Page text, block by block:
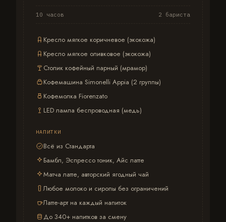
10 часов 2 бариста
Кресло мягкое коричневое (экокожа)
Кресло мягкое оливковое (экокожа)
Столик кофейный парный (мрамор)
Кофемашина Simonelli Appia (2 группы)
Кофемолка Fiorenzato
LED лампа беспроводная (медь)
НАПИТКИ
Всё из Стандарта
Бамбл, Эспрессо тоник, Айс латте
Матча латте, авторский ягодный чай
Любое молоко и сиропы без ограничений
Латте-арт на каждый напиток
До 340+ напитков за смену